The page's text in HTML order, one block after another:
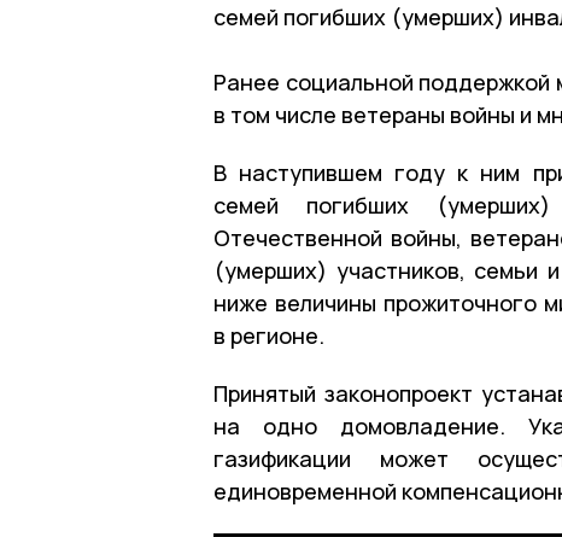
семей погибших (умерших)
Ранее социальной поддержкой
в том числе ветераны войны и
В наступившем году к ним
семей погибших
Отечественной войны,
(умерших) участников, семьи
ниже величины прожиточного
в регионе.
Принятый законопроект
на одно домовладение.
газификации может
единовременной